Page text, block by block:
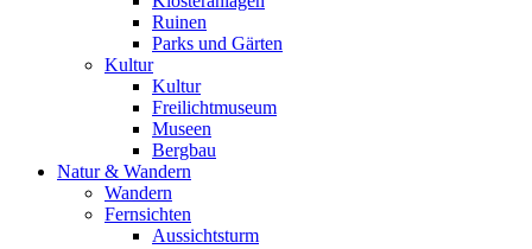
Ruinen
Parks und Gärten
Kultur
Kultur
Freilichtmuseum
Museen
Bergbau
Natur & Wandern
Wandern
Fernsichten
Aussichtsturm